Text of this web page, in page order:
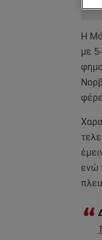
Η
με
ενώ